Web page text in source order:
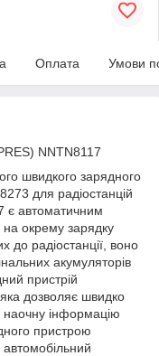
Оплата Умови
NNTN8117
швидкого зарядного
для радіостанцій
є автоматичним
окрему зарядку
до радіостанції, воно
акумуляторів
пристрій
дозволяє швидко
наочну інформацію
пристрою